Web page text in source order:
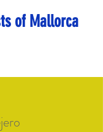
of Mallorca